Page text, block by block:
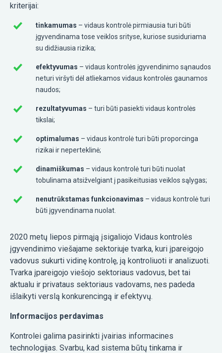
kriterijai:
tinkamumas – vidaus kontrolė pirmiausia turi būti
įgyvendinama tose veiklos srityse, kuriose susiduriama
su didžiausia rizika;
efektyvumas – vidaus kontrolės įgyvendinimo sąnaudos
neturi viršyti dėl atliekamos vidaus kontrolės gaunamos
naudos;
rezultatyvumas – turi būti pasiekti vidaus kontrolės
tikslai;
optimalumas – vidaus kontrolė turi būti proporcinga
rizikai ir neperteklinė;
dinamiškumas – vidaus kontrolė turi būti nuolat
tobulinama atsižvelgiant į pasikeitusias veiklos sąlygas;
nenutrūkstamas funkcionavimas – vidaus kontrolė turi
būti įgyvendinama nuolat.
2020 metų liepos pirmąją įsigaliojo Vidaus kontrolės
įgyvendinimo viešajame sektoriuje tvarka, kuri įpareigojo
vadovus sukurti vidinę kontrolę, ją kontroliuoti ir analizuoti.
Tvarka įpareigojo viešojo sektoriaus vadovus, bet tai
aktualu ir privataus sektoriaus vadovams, nes padeda
išlaikyti verslą konkurencingą ir efektyvų.
Informacijos perdavimas
Kontrolei galima pasirinkti įvairias informacines
technologijas. Svarbu, kad sistema būtų tinkama ir